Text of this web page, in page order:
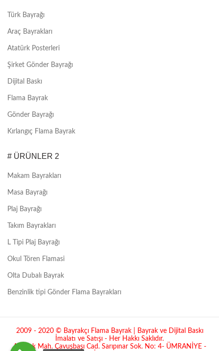
Türk Bayrağı
Araç Bayrakları
Atatürk Posterleri
Şirket Gönder Bayrağı
Dijital Baskı
Flama Bayrak
Gönder Bayrağı
Kırlangıç Flama Bayrak
# ÜRÜNLER 2
Makam Bayrakları
Masa Bayrağı
Plaj Bayrağı
Takım Bayrakları
L Tipi Plaj Bayrağı
Okul Tören Flamasi
Olta Dubalı Bayrak
Benzinlik tipi Gönder Flama Bayrakları
2009 - 2020 © Bayrakçı Flama Bayrak | Bayrak ve Dijital Baskı
İmalatı ve Satışı - Her Hakkı Saklıdır.
Atatürk Mah. Çavuşbaşı Cad. Sarıpınar Sok. No: 4- ÜMRANİYE -